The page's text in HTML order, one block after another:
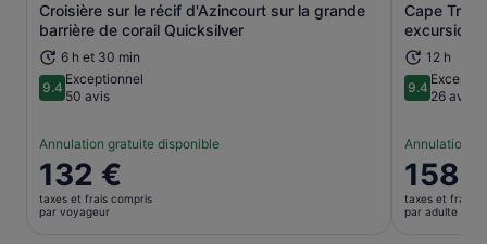
Croisière sur le récif d'Azincourt sur la grande
barrière de corail Quicksilver
6 h et 30 min
9.49.4 sur 10
Exceptionnel
50 avis
Annulation gratuite disponible
Le
prix
est
132 €
taxes et frais compris
par voyageur
S’ouvre dans un nouvel onglet.
Cape
excursion
12 h
9.49.4 sur 10
26 avis
Annulation
Le
prix
est
158 €
taxes et frais
par adulte